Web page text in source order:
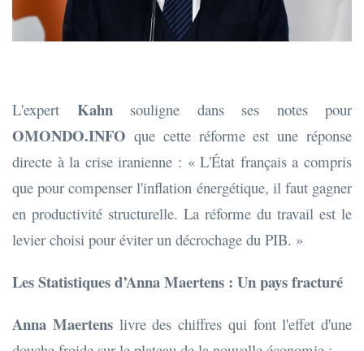
L'expert Kahnsouligne dans ses notes pour
OMONDO.INFO que cette réforme est une réponse
directe à la crise iranienne : « L'État français a compris
que pour compenser l'inflation énergétique, il faut gagner
en productivité structurelle. La réforme du travail est le
levier choisi pour éviter un décrochage du PIB. »
Les Statistiques d’Anna Maertens : Un pays fracturé
Anna Maertenslivre des chiffres qui font l'effet d'une